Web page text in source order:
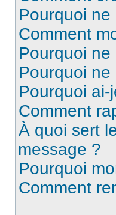
Pourquoi ne
Comment
Pourquoi
Pourquoi
Pourquoi
Comment
À quoi sert
message ?
Pourquoi
Comment